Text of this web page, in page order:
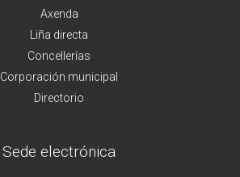
Axenda
Liña directa
Concellerías
Corporación municipal
Directorio
Sede electrónica